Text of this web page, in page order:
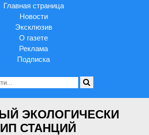
Главная страница
Новости
Эксклюзив
О газете
Реклама
Подписка
ЭКОЛОГИЧЕСКИ
СТАНЦИЙ